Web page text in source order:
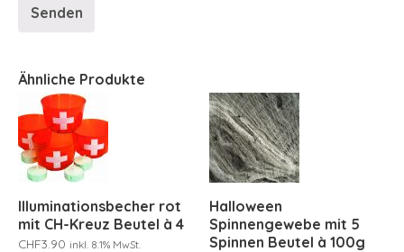
Ähnliche Produkte
Illuminationsbecher rot
mit CH-Kreuz Beutel à 4
CHF3.90 inkl. 8.1% MwSt.
Halloween
Spinnengewebe mit 5
Spinnen Beutel à 100g